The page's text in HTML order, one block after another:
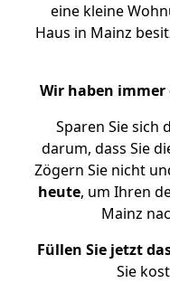
eine kleine
Haus in Mainz
Wir haben immer
Sparen Sie sich
darum, dass Sie
Zögern Sie nicht
heute, um Ihren
Mainz
Füllen Sie jetzt
Sie